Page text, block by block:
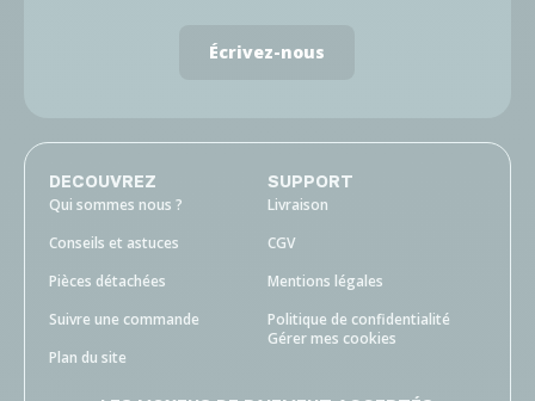
Écrivez-nous
DECOUVREZ
Qui sommes nous ?
Conseils et astuces
Pièces détachées
Suivre une commande
Plan du site
SUPPORT
Livraison
CGV
Mentions légales
Politique de confidentialité
Gérer mes cookies